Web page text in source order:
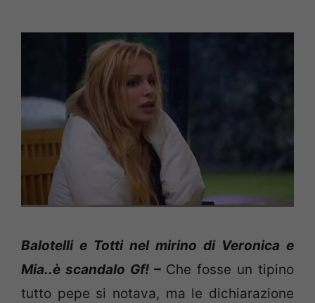
Balotelli e Totti nel mirino di Veronica e
Mia..è scandalo Gf! – Che fosse un tipino
tutto pepe si notava, ma le dichiarazione